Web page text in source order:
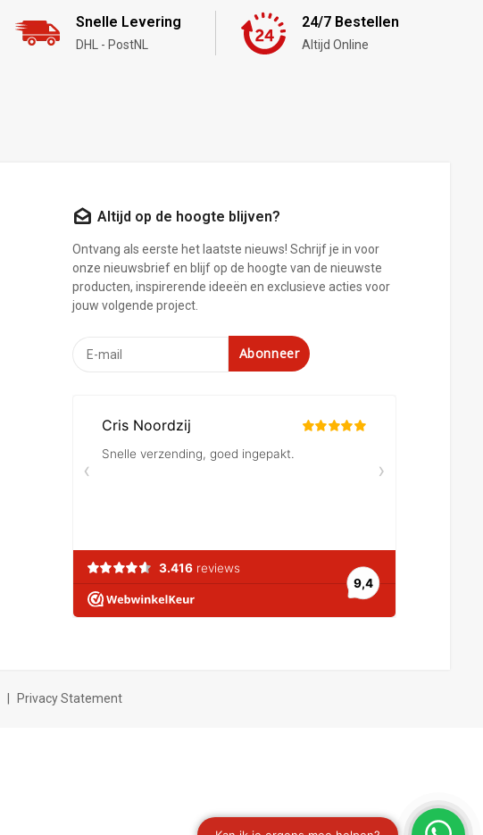
Snelle Levering
DHL - PostNL
24/7 Bestellen
Altijd Online
Altijd op de hoogte blijven?
Ontvang als eerste het laatste nieuws! Schrijf je in voor
onze nieuwsbrief en blijf op de hoogte van de nieuwste
producten, inspirerende ideeën en exclusieve acties voor
jouw volgende project.
Abonneer
Privacy Statement